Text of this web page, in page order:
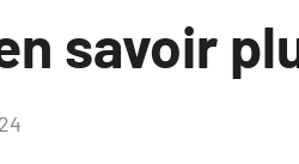
savoir